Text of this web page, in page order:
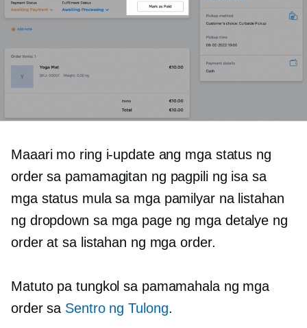
Maaari mo ring i-update ang mga status ng
order sa pamamagitan ng pagpili ng isa sa
mga status mula sa mga pamilyar na listahan
ng dropdown sa mga page ng mga detalye ng
order at sa listahan ng mga order.
Matuto pa tungkol sa pamamahala ng mga
order sa Sentro ng Tulong.